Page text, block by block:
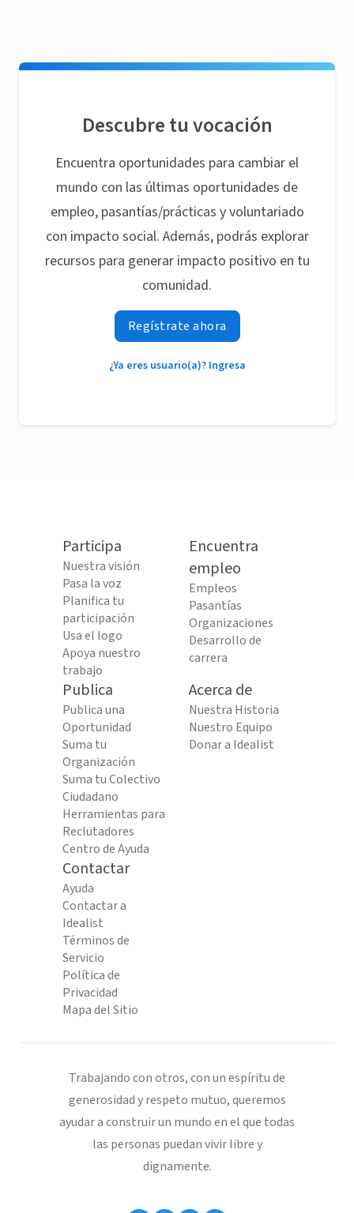
Descubre tu vocación
Encuentra oportunidades para cambiar el
mundo con las últimas oportunidades de
empleo, pasantías/prácticas y voluntariado
con impacto social. Además, podrás explorar
recursos para generar impacto positivo en tu
comunidad.
Regístrate ahora
¿Ya eres usuario(a)? Ingresa
Participa
Nuestra visión
Pasa la voz
Planifica tu
participación
Usa el logo
Apoya nuestro
trabajo
Encuentra
empleo
Empleos
Pasantías
Organizaciones
Desarrollo de
carrera
Publica
Publica una
Oportunidad
Suma tu
Organización
Suma tu Colectivo
Ciudadano
Herramientas para
Reclutadores
Centro de Ayuda
Acerca de
Nuestra Historia
Nuestro Equipo
Donar a Idealist
Contactar
Ayuda
Contactar a
Idealist
Términos de
Servicio
Política de
Privacidad
Mapa del Sitio
Trabajando con otros, con un espíritu de
generosidad y respeto mutuo, queremos
ayudar a construir un mundo en el que todas
las personas puedan vivir libre y
dignamente.